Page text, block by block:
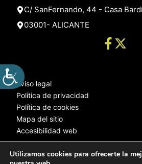
C/ SanFernando, 44 - Casa
03001- ALICANTE
Aviso legal
Política de privacidad
Política de cookies
Mapa del sitio
Accesibilidad web
Utilizamos cookies para ofrecerte la